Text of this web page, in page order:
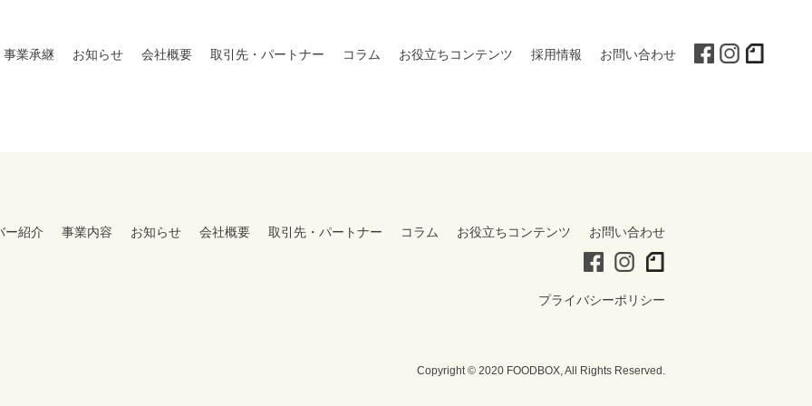
事業承継 お知らせ 会社概要 取引先・パートナー コラム お役立ちコンテンツ 採用情報 お問い合わせ
ー紹介 事業内容 お知らせ 会社概要 取引先・パートナー コラム お役立ちコンテンツ お問い合わせ
プライバシーポリシー
Copyright © 2020 FOODBOX, All Rights Reserved.